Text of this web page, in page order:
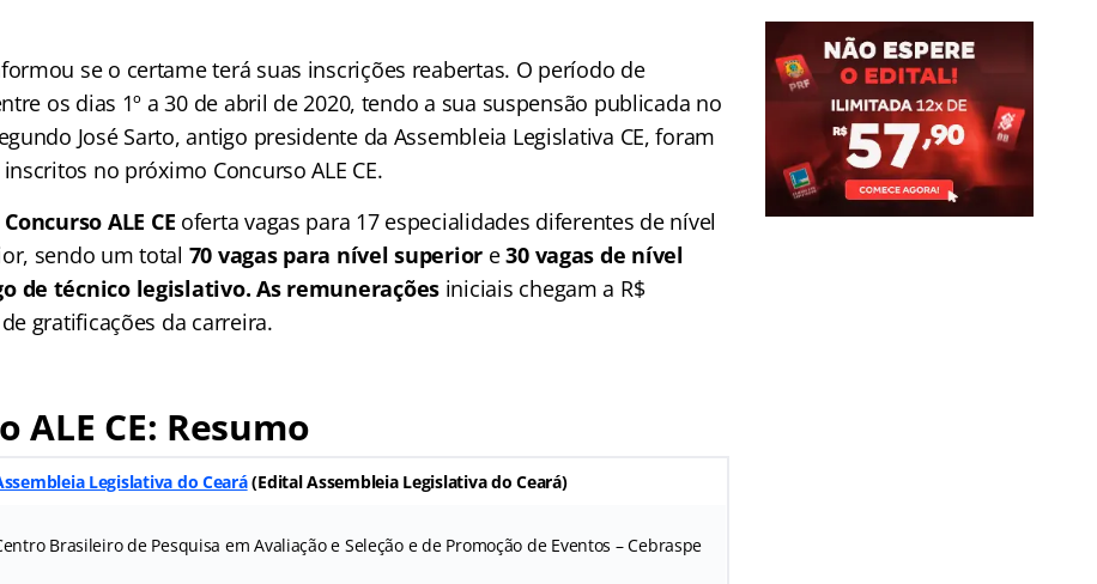
se o certame terá suas inscrições reabertas. O período de
os dias 1º a 30 de abril de 2020, tendo a sua suspensão publicada no
José Sarto, antigo presidente da Assembleia Legislativa CE, foram
no próximo Concurso ALE CE.
Concurso ALE CE oferta vagas para 17 especialidades diferentes de nível
sendo um total 70 vagas para nível superior e30 vagas de nível
de técnico legislativo. As remunerações iniciais chegam a R$
gratificações da carreira.
ALE CE: Resumo
Legislativa do Ceará(Edital Assembleia Legislativa do Ceará)
Brasileiro de Pesquisa em Avaliação e Seleção e de Promoção de Eventos – Cebraspe